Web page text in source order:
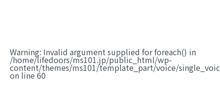
Warning: Invalid argument supplied for foreach() in
/home/lifedoors/ms101.jp/public_html/wp-
content/themes/ms101/template_part/voice/
on line 60